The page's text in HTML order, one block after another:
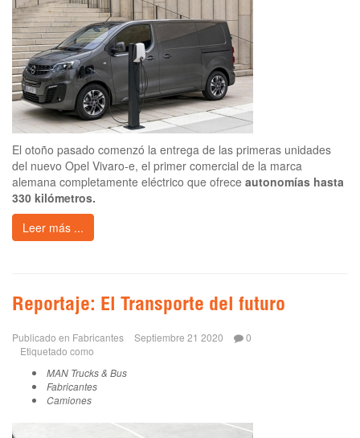
El otoño pasado comenzó la entrega de las primeras unidades
del nuevo Opel Vivaro-e, el primer comercial de la marca
alemana completamente eléctrico que ofrece autonomías hasta
330 kilómetros.
Leer más ...
Reportaje: El Transporte del futuro
Publicado en Fabricantes Septiembre 21 2020
0
Etiquetado como
MAN Trucks & Bus
Fabricantes
Camiones